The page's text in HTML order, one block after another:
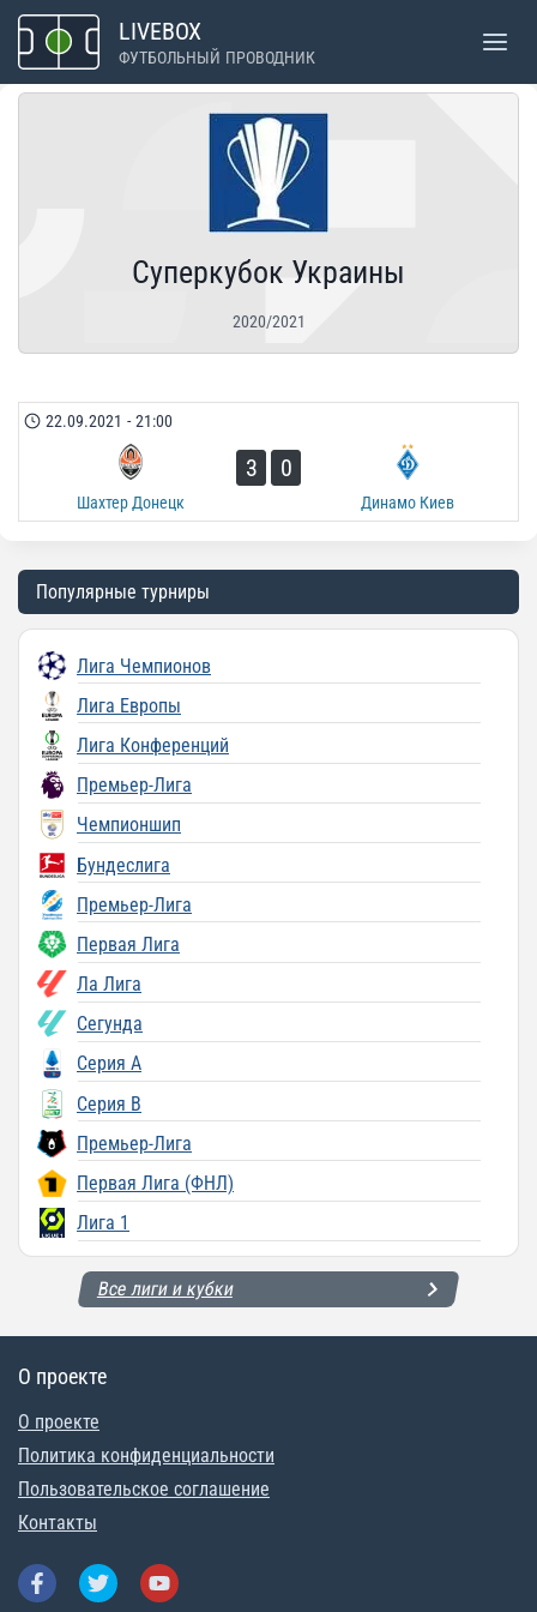
Перейти
содержимому
LIVEBOX
ФУТБОЛЬНЫЙ ПРОВОДНИК
Суперкубок Украины
2020/2021
22.09.2021 - 21:00
Шахтер Донецк
3 0
Динамо Киев
Популярные турниры
Лига Чемпионов
Лига Европы
Лига Конференций
Премьер-Лига
Чемпионшип
Бундеслига
Премьер-Лига
Первая Лига
Ла Лига
Сегунда
Серия A
Серия B
Премьер-Лига
Первая Лига (ФНЛ)
Лига 1
Все лиги и кубки
О проекте
О проекте
Политика конфиденциальности
Пользовательское соглашение
Контакты